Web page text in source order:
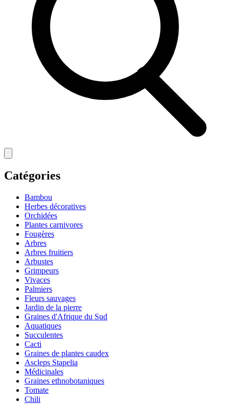
Catégories
Bambou
Herbes décoratives
Orchidées
Plantes carnivores
Fougères
Arbres
Arbres fruitiers
Arbustes
Grimpeurs
Vivaces
Palmiers
Fleurs sauvages
Jardin de la pierre
Graines d'Afrique du Sud
Aquatiques
Succulentes
Cacti
Graines de plantes caudex
Ascleps Stapelia
Médicinales
Graines ethnobotaniques
Tomate
Chili